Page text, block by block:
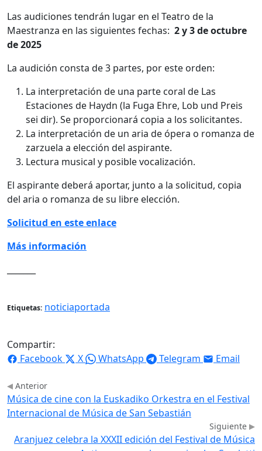
Las audiciones tendrán lugar en el Teatro de la
Maestranza en las siguientes fechas: 2 y 3 de octubre
de 2025
La audición consta de 3 partes, por este orden:
La interpretación de una parte coral de Las
Estaciones de Haydn (la Fuga Ehre, Lob und Preis
sei dir). Se proporcionará copia a los solicitantes.
La interpretación de un aria de ópera o romanza de
zarzuela a elección del aspirante.
Lectura musical y posible vocalización.
El aspirante deberá aportar, junto a la solicitud, copia
del aria o romanza de su libre elección.
Solicitud en este enlace
Más información
Etiquetas: noticiaportada
Compartir:
Facebook
X WhatsApp Telegram Email
Anterior
Música de cine con la Euskadiko Orkestra en el Festival
Internacional de Música de San Sebastián
Siguiente
Aranjuez celebra la XXXII edición del Festival de Música